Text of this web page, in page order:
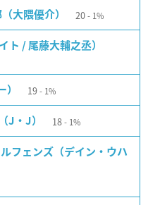
大隈優介） 20 1%
ト / 尾藤大輔之丞）
） 19 1%
J・J） 18 1%
フェンズ（デイン・ウハ